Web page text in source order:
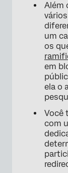
Além
um
os
em
ela o
Você
com